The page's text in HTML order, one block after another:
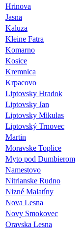
Hrinova
Jasna
Kaluza
Kleine Fatra
Komarno
Kosice
Kremnica
Krpacovo
Liptovsky Hradok
Liptovsky Jan
Liptovsky Mikulas
Liptovský Trnovec
Martin
Moravske Toplice
Myto pod Dumbierom
Namestovo
Nitrianske Rudno
Nizné Malatíny
Nova Lesna
Novy Smokovec
Oravska Lesna